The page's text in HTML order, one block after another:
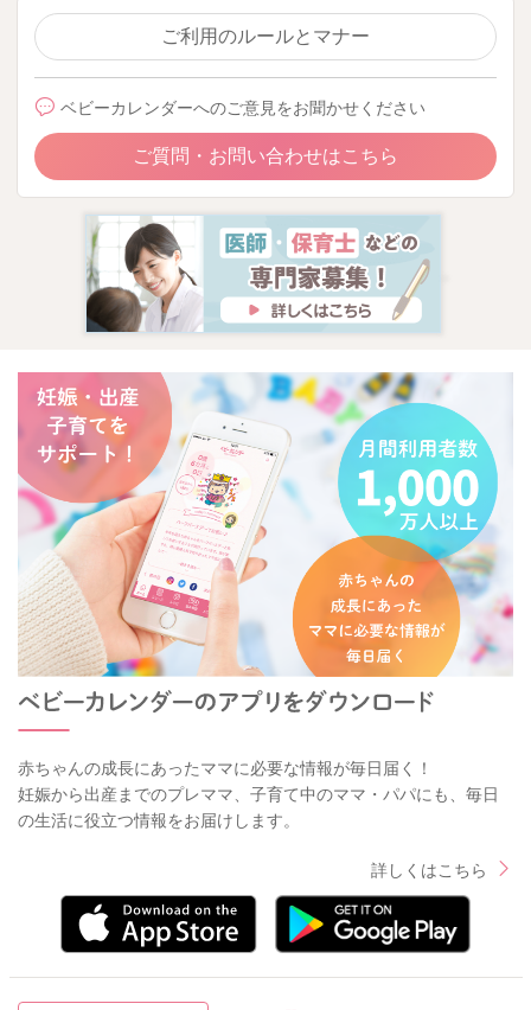
ご利用のルールとマナー
ベビーカレンダーへのご意見をお聞かせください
ご質問・お問い合わせはこちら
赤ちゃんの成長にあったママに必要な情報が毎日届く！
妊娠から出産までのプレママ、子育て中のママ・パパにも、毎日
の生活に役立つ情報をお届けします。
詳しくはこちら